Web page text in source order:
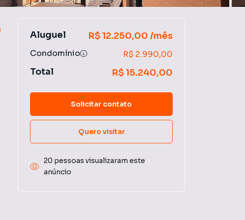
Aluguel R$ 12.250,00 /mês
Condomínio R$ 2.990,00
Total R$ 15.240,00
Solicitar contato
Quero visitar
20 pessoas visualizaram este
anúncio